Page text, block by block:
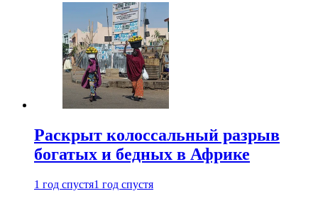
Раскрыт колоссальный разрыв
богатых и бедных в Африке
1 год спустя1 год спустя